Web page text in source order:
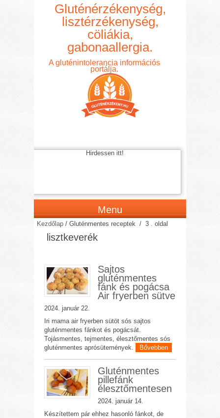
Gluténérzékenység,
lisztérzékenység,
cöliákia,
gabonaallergia.
A gluténintolerancia információs
portálja.
Hirdessen itt!
Menu
Kezdőlap /Gluténmentes receptek / 3 . oldal
lisztkeverék
Sajtos
gluténmentes
fánk és pogácsa
Air fryerben sütve
2024. január 22.
Iri mama air fryerben sütöt sós sajtos
gluténmentes fánkot és pogácsát.
Tojásmentes, tejmentes, élesztőmentes sós
gluténmentes aprósütemények.
Bővebben
Gluténmentes
pillefánk
élesztőmentesen
2024. január 14.
Készítettem pár ehhez hasonló fánkot, de